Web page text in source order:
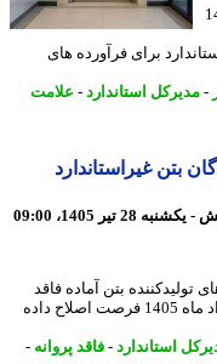
برای فرآورده های
استاندارد- علامت
غیراستاندارد
بتن آماده فاقد
پروانه کاربرد علامت استاندارد حداکثر تا نیمه مرداد ماه 1405 فرصت اصلاح داده
استاندارد- فاقد پروانه -